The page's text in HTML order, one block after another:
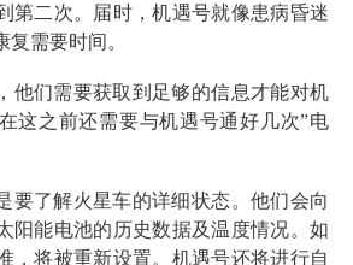
第二次。届时，机遇号就像患病昏迷
需要时间。
他们需要获取到足够的信息才能对机
这之前还需要与机遇号通好几次”电
要了解火星车的详细状态。他们会向
阳能电池的历史数据及温度情况。如
，将被重新设置。机遇号还将进行自